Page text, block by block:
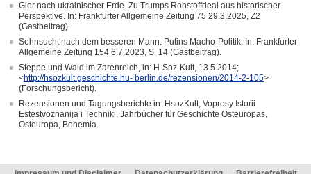
Gier nach ukrainischer Erde. Zu Trumps Rohstoffdeal aus historischer
Perspektive. In: Frankfurter Allgemeine Zeitung 75 29.3.2025, Z2
(Gastbeitrag).
Sehnsucht nach dem besseren Mann. Putins Macho-Politik. In: Frankfurter
Allgemeine Zeitung 154 6.7.2023, S. 14 (Gastbeitrag).
Steppe und Wald im Zarenreich, in: H-Soz-Kult, 13.5.2014;
<http://hsozkult.geschichte.hu- berlin.de/rezensionen/2014-2-105>
(Forschungsbericht).
Rezensionen und Tagungsberichte in: HsozKult, Voprosy Istorii
Estestvoznanija i Techniki, Jahrbücher für Geschichte Osteuropas,
Osteuropa, Bohemia